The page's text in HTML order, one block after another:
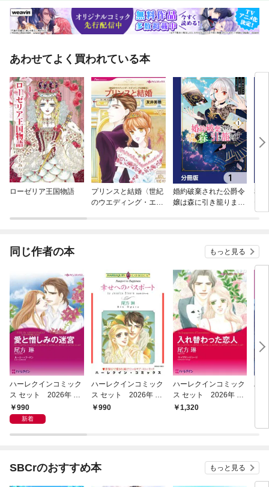
あわせてよく買われている本
ローゼリア王国物語
プリンスと結婚〈世紀
のウエディング・エデ
婚約破棄された公爵令
嬢は森に引き籠ります
私
セ
【
同じ作者の本 もっと見る
ハーレクインコミック
ス セット 2026年 vo
l.950
990
新着
ハーレクインコミック
ス セット 2026年 vo
l.931
990
ハーレクインコミック
ス セット 2026年 vo
l.841
1,320
ハ
SBCrのおすすめ本 もっと見る